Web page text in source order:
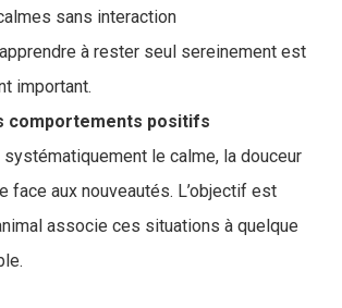
sans interaction
à rester seul sereinement est
important.
comportements positifs
le calme, la douceur
face aux nouveautés. L’objectif est
associe ces situations à quelque